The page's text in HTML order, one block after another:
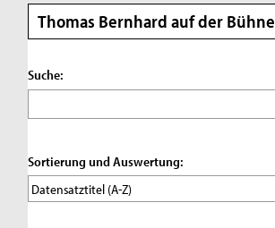
Thomas Bernhard auf der Bühne
Suche:
Sortierung und Auswertung: